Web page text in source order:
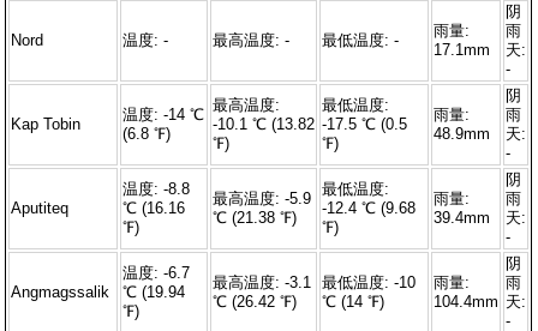
Nord 温度: - 最高温度: - 最低温度: -
雨量:
17.1mm
阴
雨
天:
-
Kap Tobin
温度: -14 ℃
(6.8 ℉)
最高温度:
-10.1 ℃ (13.82
℉)
最低温度:
-17.5 ℃ (0.5
℉)
雨量:
48.9mm
阴
雨
天:
-
Aputiteq
温度: -8.8
℃ (16.16
℉)
最高温度: -5.9
℃ (21.38 ℉)
最低温度:
-12.4 ℃ (9.68
℉)
雨量:
39.4mm
阴
雨
天:
-
Angmagssalik
温度: -6.7
℃ (19.94
℉)
最高温度: -3.1
℃ (26.42 ℉)
最低温度: -10
℃ (14 ℉)
雨量:
104.4mm
阴
雨
天:
-